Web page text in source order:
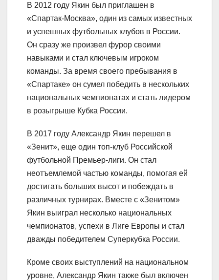
В 2012 году Якин был приглашен в
«Спартак-Москва», один из самых известных
и успешных футбольных клубов в России.
Он сразу же произвел фурор своими
навыками и стал ключевым игроком
команды. За время своего пребывания в
«Спартаке» он сумел победить в нескольких
национальных чемпионатах и стать лидером
в розыгрыше Кубка России.
В 2017 году Александр Якин перешел в
«Зенит», еще один топ-клуб Российской
футбольной Премьер-лиги. Он стал
неотъемлемой частью команды, помогая ей
достигать больших высот и побеждать в
различных турнирах. Вместе с «Зенитом»
Якин выиграл несколько национальных
чемпионатов, успехи в Лиге Европы и стал
дважды победителем Суперкубка России.
Кроме своих выступлений на национальном
уровне, Александр Якин также был включен